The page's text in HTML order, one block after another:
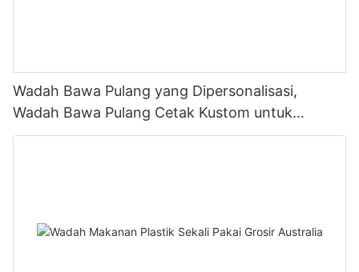
Wadah Bawa Pulang yang Dipersonalisasi,
Wadah Bawa Pulang Cetak Kustom untuk
Layanan Makanan